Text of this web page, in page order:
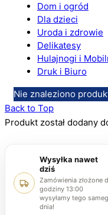
Dom i ogród
Dla dzieci
Uroda i zdrowie
Delikatesy
Hulajnogi i
Druk i Biuro
Nie znaleziono
Back to Top
Produkt został dodany
Wysyłka nawet
dziś
Zamówienia złożone
godziny 13:00
wysyłamy tego
dnia!